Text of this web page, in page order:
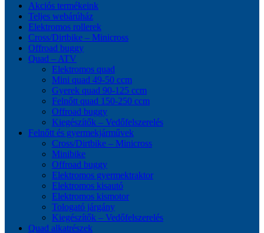
Akciós termékeink
Teljes webárúház
Elektromos rollerek
Cross/Dirtbike – Minicross
Offroad buggy
Quad – ATV
Elektromos quad
Mini quad 49-50 ccm
Gyerek quad 90-125 ccm
Felnőtt quad 150-250 ccm
Offroad buggy
Kiegészítők – Vedőfelszerelés
Felnőtt és gyermekjárművek
Cross/Dirtbike – Minicross
Minibike
Offroad buggy
Elektromos gyermektraktor
Elektromos kisautó
Elektromos kismotor
Tologató járgány
Kiegészítők – Vedőfelszerelés
Quad alkatrészek